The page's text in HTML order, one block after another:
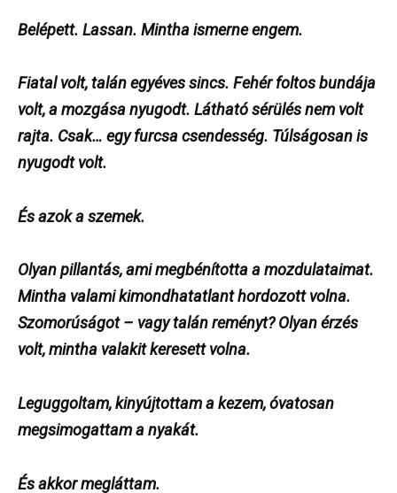
Belépett. Lassan. Mintha ismerne engem.
Fiatal volt, talán egyéves sincs. Fehér foltos bundája
volt, a mozgása nyugodt. Látható sérülés nem volt
rajta. Csak… egy furcsa csendesség. Túlságosan is
nyugodt volt.
És azok a szemek.
Olyan pillantás, ami megbénította a mozdulataimat.
Mintha valami kimondhatatlant hordozott volna.
Szomorúságot – vagy talán reményt? Olyan érzés
volt, mintha valakit keresett volna.
Leguggoltam, kinyújtottam a kezem, óvatosan
megsimogattam a nyakát.
És akkor megláttam.